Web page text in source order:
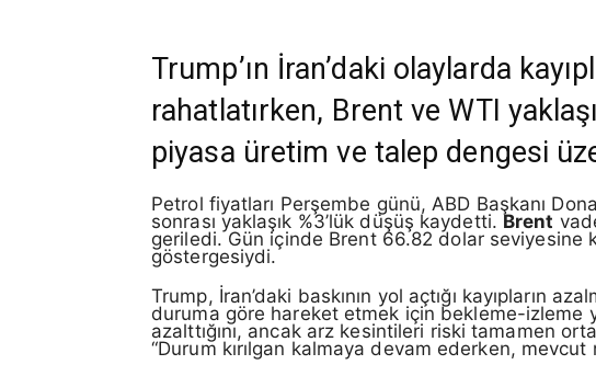
Trump’ın İran’daki olaylarda
rahatlatırken, Brent ve WTI
piyasa üretim ve talep dengesi
Petrol fiyatları Perşembe günü, ABD Başkanı
sonrası yaklaşık %3’lük düşüş kaydetti.Brent
geriledi. Gün içinde Brent 66.82 dolar
göstergesiydi.
Trump, İran’daki baskının yol açtığı kayıpların
duruma göre hareket etmek için bekleme-izleme
azalttığını, ancak arz kesintileri riski tamamen
“Durum kırılgan kalmaya devam ederken,